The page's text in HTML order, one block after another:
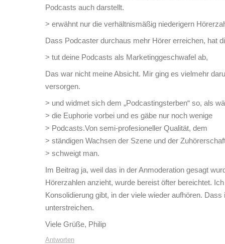
Podcasts auch darstellt.
> erwähnt nur die verhältnismäßig niederigern
Dass Podcaster durchaus mehr Hörer erreichen, hat
> tut deine Podcasts als Marketinggeschwafel ab,
Das war nicht meine Absicht. Mir ging es vielmehr
versorgen.
> und widmet sich dem „Podcastingsterben“ so, als
> die Euphorie vorbei und es gäbe nur noch wenige
> Podcasts.Von semi-profesioneller Qualität, dem
> ständigen Wachsen der Szene und der
> schweigt man.
Im Beitrag ja, weil das in der Anmoderation gesagt
Hörerzahlen anzieht, wurde bereist öfter bereichtet.
Konsolidierung gibt, in der viele wieder aufhören.
unterstreichen.
Viele Grüße, Philip
Antworten